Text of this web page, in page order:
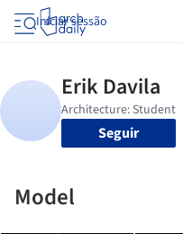
Iniciar sessão
Seguir
Model